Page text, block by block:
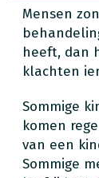
Mensen
heeft, dan
klachten
Sommige
komen
van een
Sommige